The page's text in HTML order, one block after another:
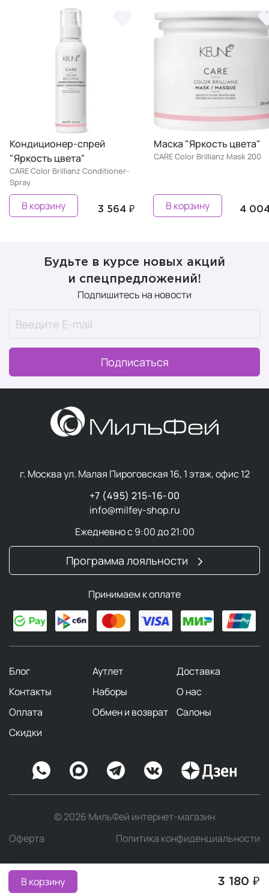
В корзину 3 180 ₽
Кондиционер-спрей
"Яркость цвета"
CARE Color Brillianz Conditioner-
Spray
3 564 ₽
В корзину
Маска "Яркость цвета"
CARE Color Brillianz Mask 200
4
В корзину
Будьте в курсе новых акций
и спецпредложений!
Подпишитесь на новости
Подписаться
г. Москва ул. Малая Пироговская 16, 1 этаж, офис 12
+7 (495) 215-16-00
info@milfey-shop.ru
Ежедневно с 9:00 до 21:00
Программа лояльности
Принимаем к оплате
Блог Аутлет
Доставка
Контакты
Наборы
О нас
Оплата
Обмен и возврат
Салоны
Скидки
© 2026 МильФей интернет-магазин
Оферта
Политика конфиденциальности